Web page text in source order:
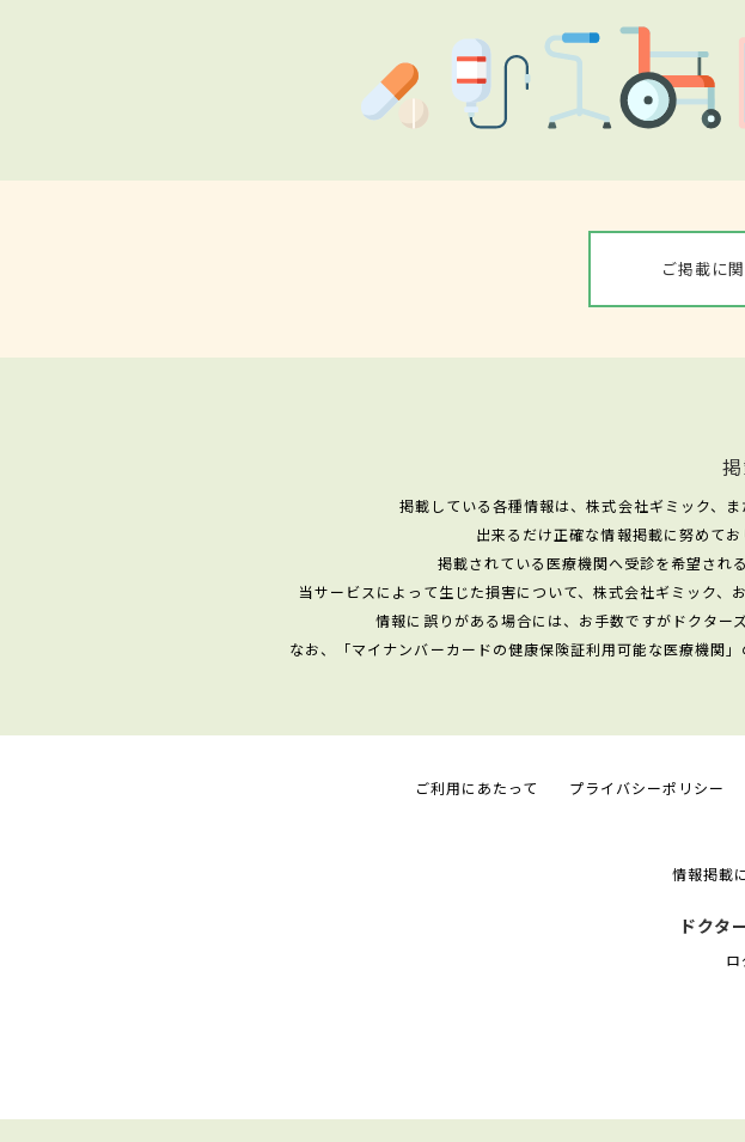
ご掲載に
掲載している各種情報は、株式会社ギミック、
出来るだけ正確な情報掲載に努めて
掲載されている医療機関へ受診を希望され
当サービスによって生じた損害について、株式会社ギミック、
情報に誤りがある場合には、お手数ですがドクター
なお、「マイナンバーカードの健康保険証利用可能な医療機関
ご利用にあたって プライバシーポリシー
情報掲載
ドクタ
ロ